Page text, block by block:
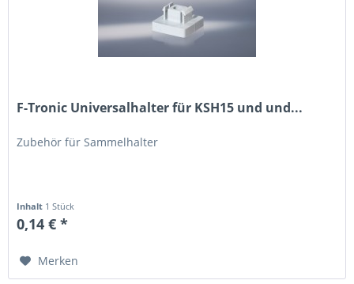
F-Tronic Universalhalter für KSH15 und und...
Zubehör für Sammelhalter
Inhalt 1 Stück
0,14 € *
Merken